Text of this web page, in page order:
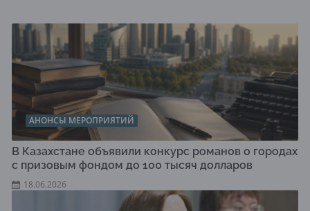
АНОНСЫ МЕРОПРИЯТИЙ
В Казахстане объявили конкурс романов о городах
с призовым фондом до 100 тысяч долларов
18.06.2026